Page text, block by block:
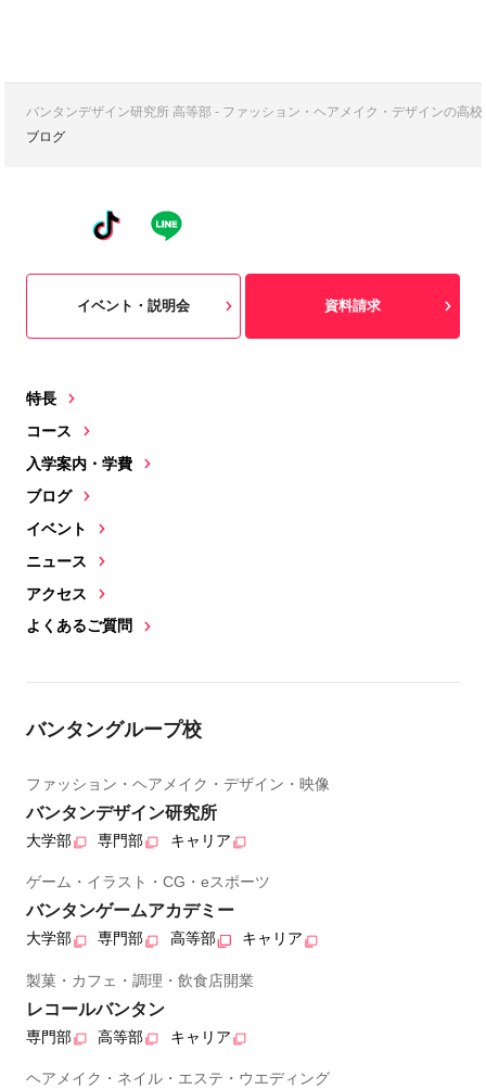
バンタンデザイン研究所 高等部 - ファッション・ヘアメイク・デザインの高
ブログ
特長
コース
入学案内・学費
ブログ
イベント
ニュース
アクセス
よくあるご質問
イベント・説明会 資料請求
バンタングループ校
ファッション・ヘアメイク・デザイン・映像
バンタンデザイン研究所
大学部 専門部 キャリア
ゲーム・イラスト・CG・eスポーツ
バンタンゲームアカデミー
大学部 専門部 高等部 キャリア
製菓・カフェ・調理・飲食店開業
レコールバンタン
専門部 高等部 キャリア
ヘアメイク・ネイル・エステ・ウエディング